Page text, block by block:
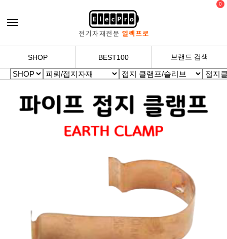
0
SHOP BEST100 브랜드 검색